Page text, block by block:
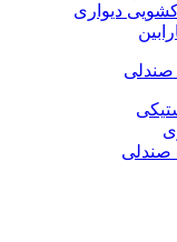
دیواری
صندلی